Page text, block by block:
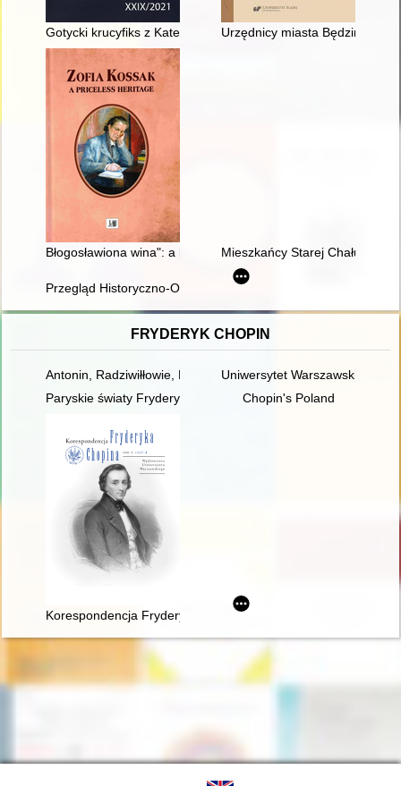
Gotycki krucyfiks z Katedry Trójcy Świętej w Chełmży =
Urzędnicy miasta Będzina od
Błogosławiona wina": a book - a story - a film : on several
Mieszkańcy Starej Chałupy w
Przegląd Historyczno-Oświatowy" ma już 75 lat. Tworzą go
FRYDERYK CHOPIN
Antonin, Radziwiłłowie, Fryderyk Chopin [1810-1849]
Uniwersytet Warszawski i
Paryskie światy Fryderyka Chopina [1810-1849]
Chopin's Poland
Korespondencja Fryderyka Chopina. T. 3 cz. 4